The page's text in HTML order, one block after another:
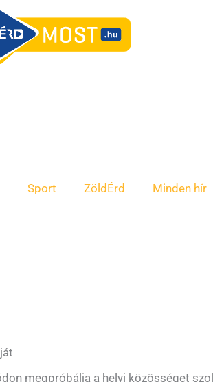
Sport ZöldÉrd Minden hír
megpróbálja a helyi közösséget